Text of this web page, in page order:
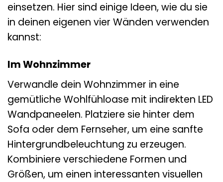
einsetzen. Hier sind einige Ideen, wie du sie
in deinen eigenen vier Wänden verwenden
kannst:
Im Wohnzimmer
Verwandle dein Wohnzimmer in eine
gemütliche Wohlfühloase mit indirekten LED
Wandpaneelen. Platziere sie hinter dem
Sofa oder dem Fernseher, um eine sanfte
Hintergrundbeleuchtung zu erzeugen.
Kombiniere verschiedene Formen und
Größen, um einen interessanten visuellen